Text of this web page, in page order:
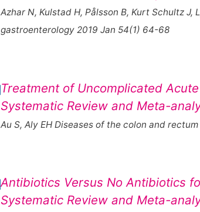
Azhar N, Kulstad H, Pålsson B, Kurt Schultz
gastroenterology 2019 Jan 54(1) 64-68
Treatment of Uncomplicated
Systematic Review and Meta-
Au S, Aly EH Diseases of the colon and
Antibiotics Versus No Antibiotics
Systematic Review and Meta-